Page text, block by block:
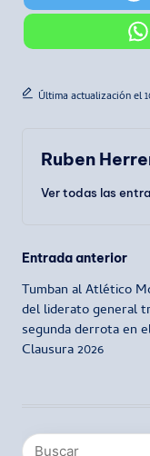
Última actualización el
Ruben
Ver todas las
de
entradas
Entrada anterior
Tumban al Atlético
del liderato general
segunda derrota en
Clausura 2026